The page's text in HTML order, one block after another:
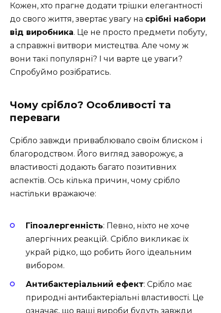
Кожен, хто прагне додати трішки елегантності
до свого життя, звертає увагу на срібні набори
від виробника. Це не просто предмети побуту,
а справжні витвори мистецтва. Але чому ж
вони такі популярні? І чи варте це уваги?
Спробуймо розібратись.
Чому срібло? Особливості та
переваги
Срібло завжди приваблювало своїм блиском і
благородством. Його вигляд заворожує, а
властивості додають багато позитивних
аспектів. Ось кілька причин, чому срібло
настільки вражаюче:
Гіпоалергенність: Певно, ніхто не хоче
алергічних реакцій. Срібло викликає їх
украй рідко, що робить його ідеальним
вибором.
Антибактеріальний ефект: Срібло має
природні антибактеріальні властивості. Це
означає, що ваші вироби будуть завжди